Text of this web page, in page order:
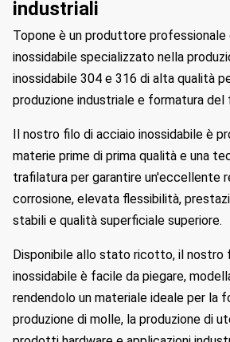
industriali
Topone è un produttore professionale
inossidabile specializzato nella
inossidabile 304 e 316 di alta qualità
produzione industriale e formatura del
Il nostro filo di acciaio inossidabile è
materie prime di prima qualità e una
trafilatura per garantire un'eccellente
corrosione, elevata flessibilità,
stabili e qualità superficiale superiore.
Disponibile allo stato ricotto, il nostro
inossidabile è facile da piegare,
rendendolo un materiale ideale per la
produzione di molle, la produzione di